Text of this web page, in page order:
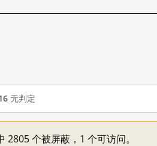
无判定
个被屏蔽，1 个可访问。